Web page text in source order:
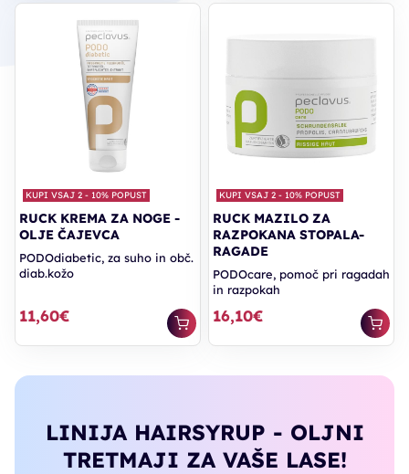
KUPI VSAJ 2 - 10% POPUST
RUCK KREMA ZA NOGE -
OLJE ČAJEVCA
PODOdiabetic, za suho in obč.
diab.kožo
11,60€
KUPI VSAJ 2 - 10% POPUST
RUCK MAZILO ZA
RAZPOKANA STOPALA-
RAGADE
PODOcare, pomoč pri ragadah
in razpokah
16,10€
LINIJA HAIRSYRUP - OLJNI
TRETMAJI ZA VAŠE LASE!